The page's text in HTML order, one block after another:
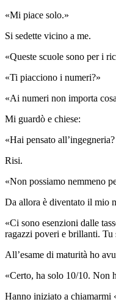
«Mi piace solo.»
Si sedette vicino a me.
«Queste scuole sono per i
«Ti piacciono i numeri?»
«Ai numeri non importa
Mi guardò e chiese:
«Hai pensato
Risi.
«Non possiamo nemmeno
Da allora è diventato il mio
«Ci sono esenzioni dalle
ragazzi poveri e brillanti. Tu
All’esame di maturità ho
«Certo, ha solo 10/10. Non
Hanno iniziato a chiamarmi